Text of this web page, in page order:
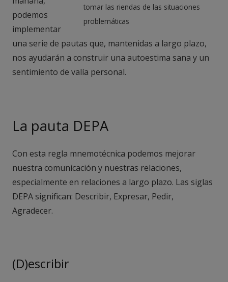
tomar las riendas de las situaciones
problemáticas
podemos
implementar
una serie de pautas que, mantenidas a largo plazo,
nos ayudarán a construir una autoestima sana y un
sentimiento de valía personal.
La pauta DEPA
Con esta regla mnemotécnica podemos mejorar
nuestra comunicación y nuestras relaciones,
especialmente en relaciones a largo plazo. Las siglas
DEPA significan: Describir, Expresar, Pedir,
Agradecer.
(D)escribir